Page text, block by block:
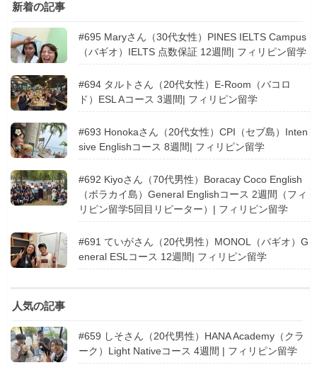
新着の記事
#695 Maryさん（30代女性）PINES IELTS Campus
（バギオ）IELTS 点数保証 12週間| フィリピン留学
#694 タルトさん（20代女性）E-Room（バコロ
ド）ESL Aコース 3週間| フィリピン留学
#693 Honokaさん（20代女性）CPI（セブ島）Inten
sive Englishコース 8週間| フィリピン留学
#692 Kiyoさん（70代男性）Boracay Coco English
（ボラカイ島）General Englishコース 2週間（フィ
リピン留学5回目リピーター）| フィリピン留学
#691 ていがさん（20代男性）MONOL（バギオ）G
eneral ESLコース 12週間| フィリピン留学
人気の記事
#659 しそさん（20代男性）HANA Academy（クラ
ーク）Light Nativeコース 4週間 | フィリピン留学